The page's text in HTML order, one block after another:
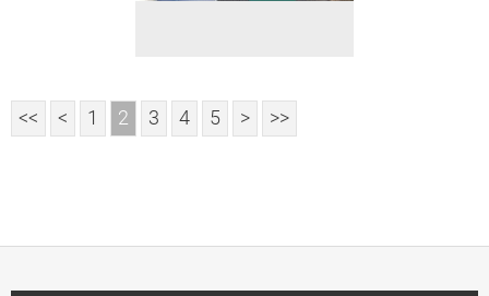
<< < 1 2 3 4 5 > >>